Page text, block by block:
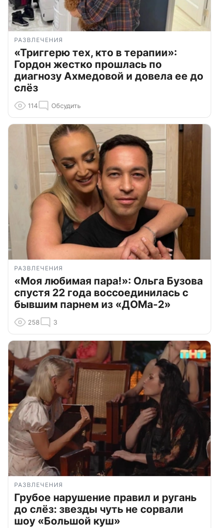
РАЗВЛЕЧЕНИЯ
«Триггерю тех, кто в терапии»:
Гордон жестко прошлась по
диагнозу Ахмедовой и довела ее до
слёз
114 Обсудить
РАЗВЛЕЧЕНИЯ
«Моя любимая пара!»: Ольга Бузова
спустя 22 года воссоединилась с
бывшим парнем из «ДОМа-2»
258 3
РАЗВЛЕЧЕНИЯ
Грубое нарушение правил и ругань
до слёз: звезды чуть не сорвали
шоу «Большой куш»